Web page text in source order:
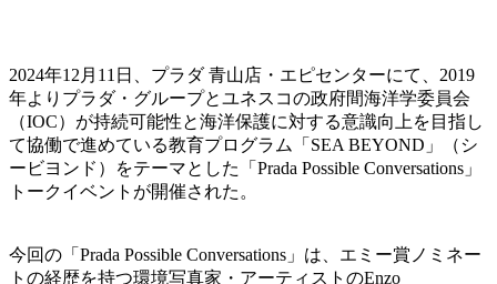
2024年12月11日、プラダ 青山店・エピセンターにて、2019
年よりプラダ・グループとユネスコの政府間海洋学委員会
（IOC）が持続可能性と海洋保護に対する意識向上を目指し
て協働で進めている教育プログラム「SEA BEYOND」（シ
ービヨンド）をテーマとした「Prada Possible Conversations」
トークイベントが開催された。
今回の「Prada Possible Conversations」は、エミー賞ノミネー
トの経歴を持つ環境写真家・アーティストのEnzo